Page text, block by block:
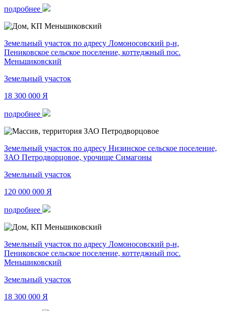
подробнее
Земельный участок по адресу Ломоносовский р-н,
Пениковское сельское поселение, коттеджный пос.
Меньшиковский
Земельный участок
18 300 000 Я
подробнее
Земельный участок по адресу Низинское сельское поселение,
ЗАО Петродворцовое, урочище Симагоны
Земельный участок
120 000 000 Я
подробнее
Земельный участок по адресу Ломоносовский р-н,
Пениковское сельское поселение, коттеджный пос.
Меньшиковский
Земельный участок
18 300 000 Я